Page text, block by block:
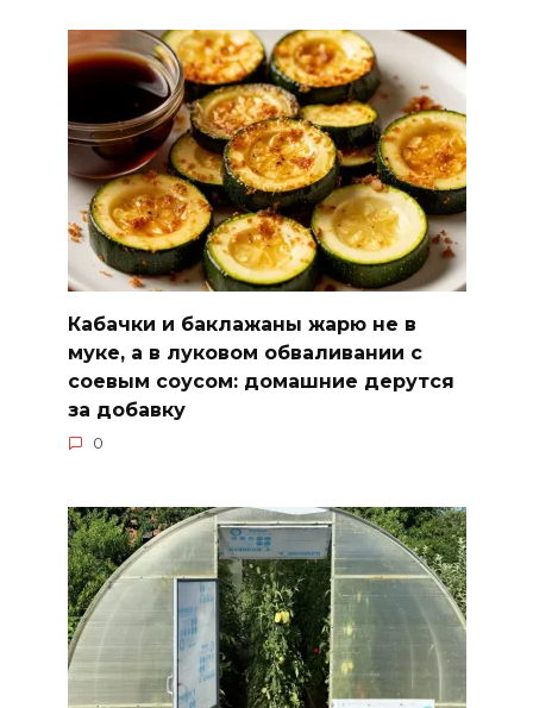
Кабачки и баклажаны жарю не в
муке, а в луковом обваливании с
соевым соусом: домашние дерутся
за добавку
0